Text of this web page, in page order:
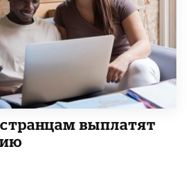
выплатят